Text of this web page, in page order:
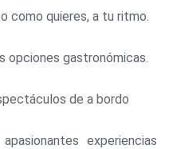
como quieres, a tu ritmo.
opciones gastronómicas.
de a bordo
experiencias